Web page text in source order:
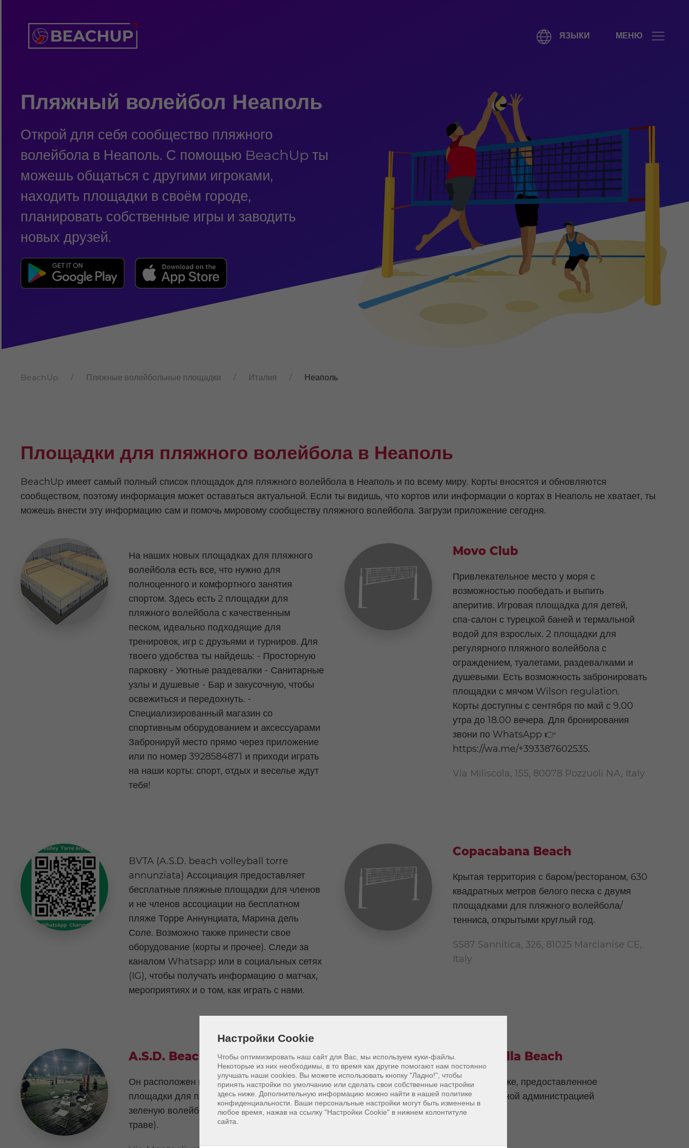
Настройки Cookie
Чтобы оптимизировать наш сайт для Вас, мы используем куки-файлы.
Некоторые из них необходимы, в то время как другие помогают нам постоянно
улучшать наши cookies. Вы можете использовать кнопку "Ладно!", чтобы
принять настройки по умолчанию или сделать свои собственные настройки
здесь ниже. Дополнительную информацию можно найти в нашей политике
конфиденциальности. Ваши персональные настройки могут быть изменены в
любое время, нажав на ссылку "Настройки Cookie" в нижнем колонтитуле
сайта.
ЯЗЫКИ МЕНЮ
Пляжный волейбол Неаполь
Открой для себя сообщество пляжного
волейбола в Неаполь. С помощью BeachUp ты
можешь общаться с другими игроками,
находить площадки в своём городе,
планировать собственные игры и заводить
новых друзей.
BeachUp Пляжные волейбольные площадки Италия Неаполь
Площадки для пляжного волейбола в Неаполь
BeachUp имеет самый полный список площадок для пляжного волейбола в Неаполь и по всему миру. Корты вносятся и обновляются
сообществом, поэтому информация может оставаться актуальной. Если ты видишь, что кортов или информации о кортах в Неаполь не хватает, ты
можешь внести эту информацию сам и помочь мировому сообществу пляжного волейбола. Загрузи приложение сегодня.
На наших новых площадках для пляжного
волейбола есть все, что нужно для
полноценного и комфортного занятия
спортом. Здесь есть 2 площадки для
пляжного волейбола с качественным
песком, идеально подходящие для
тренировок, игр с друзьями и турниров. Для
твоего удобства ты найдешь: - Просторную
парковку - Уютные раздевалки - Санитарные
узлы и душевые - Бар и закусочную, чтобы
освежиться и передохнуть. -
Специализированный магазин со
спортивным оборудованием и аксессуарами
Забронируй место прямо через приложение
или по номер 3928584871 и приходи играть
на наши корты: спорт, отдых и веселье ждут
тебя!
Movo Club
Привлекательное место у моря с
возможностью пообедать и выпить
аперитив. Игровая площадка для детей,
спа-салон с турецкой баней и термальной
водой для взрослых. 2 площадки для
регулярного пляжного волейбола с
ограждением, туалетами, раздевалками и
душевыми. Есть возможность забронировать
площадки с мячом Wilson regulation.
Корты доступны с сентября по май с 9.00
утра до 18.00 вечера. Для бронирования
звони по WhatsApp 👉
https://wa.me/+393387602535.
Via Miliscola, 155, 80078 Pozzuoli NA, Italy
BVTA (A.S.D. beach volleyball torre
annunziata) Ассоциация предоставляет
бесплатные пляжные площадки для членов
и не членов ассоциации на бесплатном
пляже Торре Аннунциата, Марина дель
Соле. Возможно также принести свое
оборудование (корты и прочее). Следи за
каналом Whatsapp или в социальных сетях
(IG), чтобы получать информацию о матчах,
мероприятиях и о том, как играть с нами.
Copacabana Beach
Крытая территория с баром/рестораном, 630
квадратных метров белого песка с двумя
площадками для пляжного волейбола/
тенниса, открытыми круглый год.
SS87 Sannitica, 326, 81025 Marcianise CE,
Italy
A.S.D. Beach Sports Volla
Он расположен в Волле и имеет две
площадки для пляжного волейбола и
зеленую волейбольную площадку (на
траве).
Mappatella Beach
поле на пляже, предоставленное
муниципальной администрацией